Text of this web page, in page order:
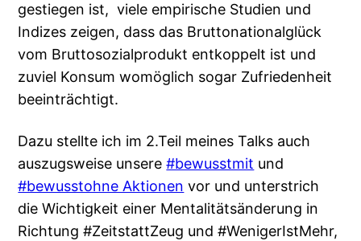
gestiegen ist, viele empirische Studien und
Indizes zeigen, dass das Bruttonationalglück
vom Bruttosozialprodukt entkoppelt ist und
zuviel Konsum womöglich sogar Zufriedenheit
beeinträchtigt.
Dazu stellte ich im 2.Teil meines Talks auch
auszugsweise unsere#bewusstmit und
#bewusstohne Aktionen vor und unterstrich
die Wichtigkeit einer Mentalitätsänderung in
Richtung #ZeitstattZeug und #WenigerIstMehr,